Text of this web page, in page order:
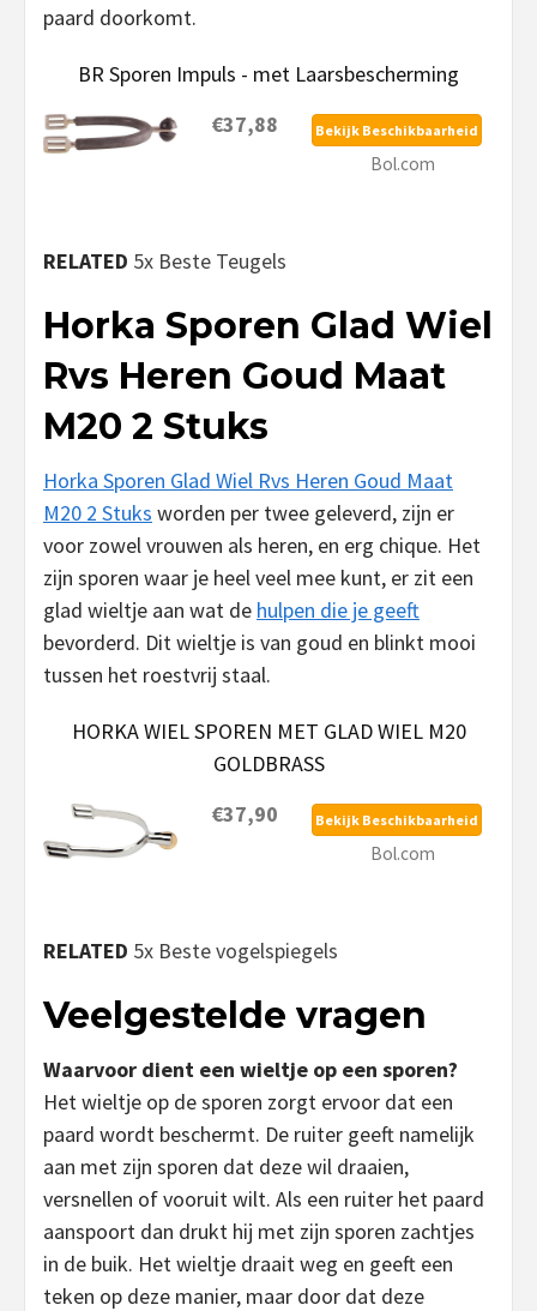
paard doorkomt.
BR Sporen Impuls - met Laarsbescherming
€37,88
Bekijk Beschikbaarheid
Bol.com
RELATED 5x Beste Teugels
Horka Sporen Glad Wiel
Rvs Heren Goud Maat
M20 2 Stuks
Horka Sporen Glad Wiel Rvs Heren Goud Maat
M20 2 Stuks worden per twee geleverd, zijn er
voor zowel vrouwen als heren, en erg chique. Het
zijn sporen waar je heel veel mee kunt, er zit een
glad wieltje aan wat de hulpen die je geeft
bevorderd. Dit wieltje is van goud en blinkt mooi
tussen het roestvrij staal.
HORKA WIEL SPOREN MET GLAD WIEL M20
GOLDBRASS
€37,90
Bekijk Beschikbaarheid
Bol.com
RELATED 5x Beste vogelspiegels
Veelgestelde vragen
Waarvoor dient een wieltje op een sporen?
Het wieltje op de sporen zorgt ervoor dat een
paard wordt beschermt. De ruiter geeft namelijk
aan met zijn sporen dat deze wil draaien,
versnellen of vooruit wilt. Als een ruiter het paard
aanspoort dan drukt hij met zijn sporen zachtjes
in de buik. Het wieltje draait weg en geeft een
teken op deze manier, maar door dat deze